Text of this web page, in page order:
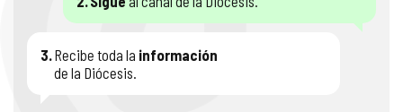
3.Recibe toda la información
de la Diócesis.